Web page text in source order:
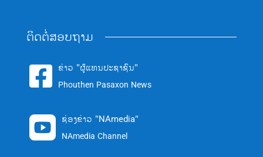
ຕິດຕໍ່ສອບຖາມ
 ຂ່າວ "ຜູ້ແທນປະຊາຊົນ"
Phouthen Pasaxon News
 ຊ່ອງຂ່າວ "NAmedia"
NAmedia Channel